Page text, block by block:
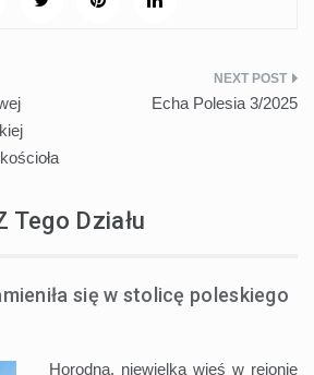
Echa Polesia 3/2025
Tego Działu
się w stolicę poleskiego
Horodna, niewielka wieś w rejonie